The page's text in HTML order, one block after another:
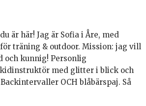
är här! Jag är Sofia i Åre, med
träning & outdoor. Mission: jag vill
och kunnig! Personlig
med glitter i blick och
OCH blåbärspaj. Så